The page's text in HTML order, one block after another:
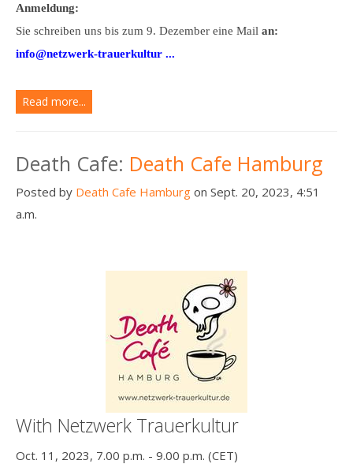
Anmeldung:
Sie schreiben uns bis zum 9. Dezember eine Mail an:
info@netzwerk-trauerkultur ...
Read more...
Death Cafe: Death Cafe Hamburg
Posted by Death Cafe Hamburg on Sept. 20, 2023, 4:51
a.m.
With Netzwerk Trauerkultur
Oct. 11, 2023, 7.00 p.m. - 9.00 p.m. (CET)